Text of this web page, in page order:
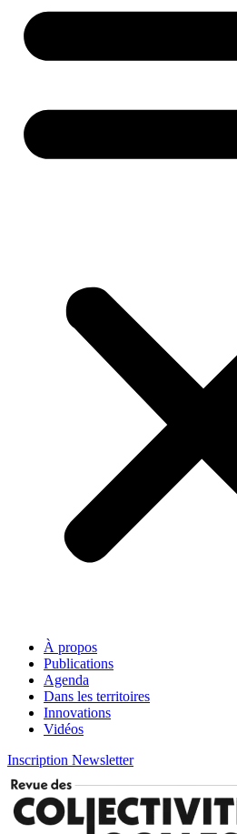
À propos
Publications
Agenda
Dans les territoires
Innovations
Vidéos
Inscription Newsletter